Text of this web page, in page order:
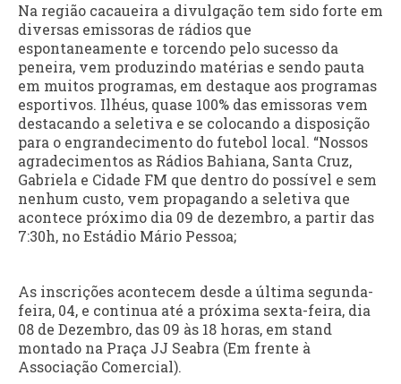
Na região cacaueira a divulgação tem sido forte em
diversas emissoras de rádios que
espontaneamente e torcendo pelo sucesso da
peneira, vem produzindo matérias e sendo pauta
em muitos programas, em destaque aos programas
esportivos. Ilhéus, quase 100% das emissoras vem
destacando a seletiva e se colocando a disposição
para o engrandecimento do futebol local. “Nossos
agradecimentos as Rádios Bahiana, Santa Cruz,
Gabriela e Cidade FM que dentro do possível e sem
nenhum custo, vem propagando a seletiva que
acontece próximo dia 09 de dezembro, a partir das
7:30h, no Estádio Mário Pessoa;
As inscrições acontecem desde a última segunda-
feira, 04, e continua até a próxima sexta-feira, dia
08 de Dezembro, das 09 às 18 horas, em stand
montado na Praça JJ Seabra (Em frente à
Associação Comercial).